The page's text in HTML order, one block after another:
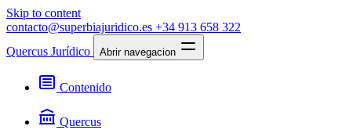
Skip to content
contacto@superbiajuridico.es +34 913 658 322
Quercus Jurídico
Abrir navegacion
Contenido
Noticias
Quercus